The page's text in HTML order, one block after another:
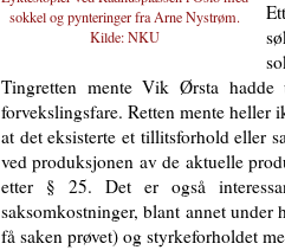
sokkel og pynteringer fra Arne Nystrøm.
Kilde:NKU
Tingretten mente Vik Ørsta
forvekslingsfare. Retten mente heller
at det eksisterte et tillitsforhold eller
ved produksjonen av de aktuelle
etter § 25. Det er også
saksomkostninger, blant annet
få saken prøvet) og styrkeforholdet